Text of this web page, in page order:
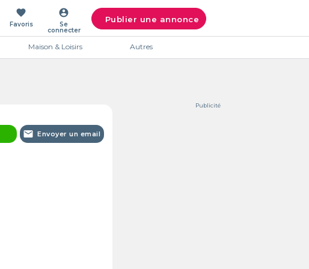
favorite
Favoris
account_circle
Se
connecter
Publier une annonce
Maison & Loisirs Autres
email Envoyer un email
Publicité